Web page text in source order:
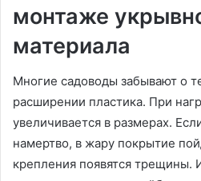
монтаже
материала
Многие садоводы забывают о
расширении пластика. При
увеличивается в размерах.
намертво, в жару покрытие
крепления появятся трещины.